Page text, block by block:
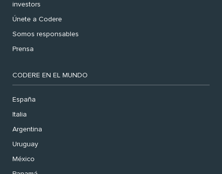
investors
Únete a Codere
Somos responsables
Prensa
CODERE EN EL MUNDO
España
Italia
Argentina
Uruguay
México